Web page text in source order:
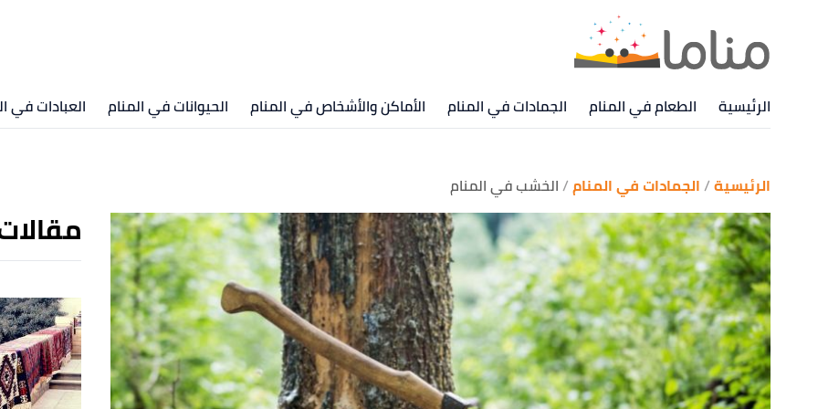
الرئيسية الطعام في المنام الجمادات في المنام الأماكن والأشخاص في المنام الحيوانات في المنام العبادات في
الرئيسية الجمادات في المنام الخشب في المنام